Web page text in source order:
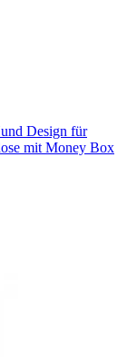
Design für
mit Money Box